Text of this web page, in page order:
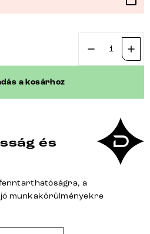
Étkezőszék
mikroszálas
vintage
étkezőszék
effekt
felület
a kosárhoz
és
a
munkakörülményekre